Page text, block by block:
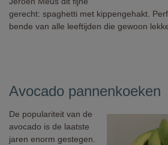
gerecht: spaghetti met kippengehakt.
bende van alle leeftijden die gewoon
Avocado pannenkoeken
De populariteit van de
avocado is de laatste
jaren enorm gestegen.